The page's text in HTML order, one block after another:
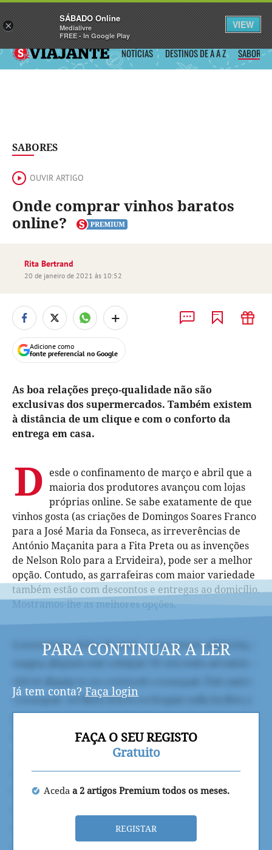
Sábado Assine Iniciar Sessão
SÁBADO VIAJANTE NOTÍCIAS DESTINOS DE A A Z SABORES
SABORES
OUVIR ARTIGO
Onde comprar vinhos baratos
online?
Rita Bertrand
20 de janeiro de 2021 às 10:52
+
Adicione como
fonte preferencial no Google
As boa relações preço-qualidade não são
exclusivas dos supermercados. Também existem
à distância de um clique e com o conforto da
entrega em casa.
D esde o confinamento de março e abril que a
maioria dos produtores avançou com lojas
próprias online. Se sabe exatamente de que
vinhos gosta (as criações de Domingos Soares Franco
para a José Maria da Fonseca, as irreverências de
António Maçanita para a Fita Preta ou as invenções
de Nelson Rolo para a Ervideira), pode ser a melhor
opção. Contudo, as garrafeiras com maior variedade
também estão com descontos e entregas ao domicílio.
Mostramos-lhe as melhores opções.
PARA CONTINUAR A LER
Já tem conta? Faça login
FAÇA O SEU REGISTO
Gratuito
Aceda a 2 artigos Premium todos os meses.
REGISTAR
×
SÁBADO Online
Medialivre
FREE - In Google Play
VIEW